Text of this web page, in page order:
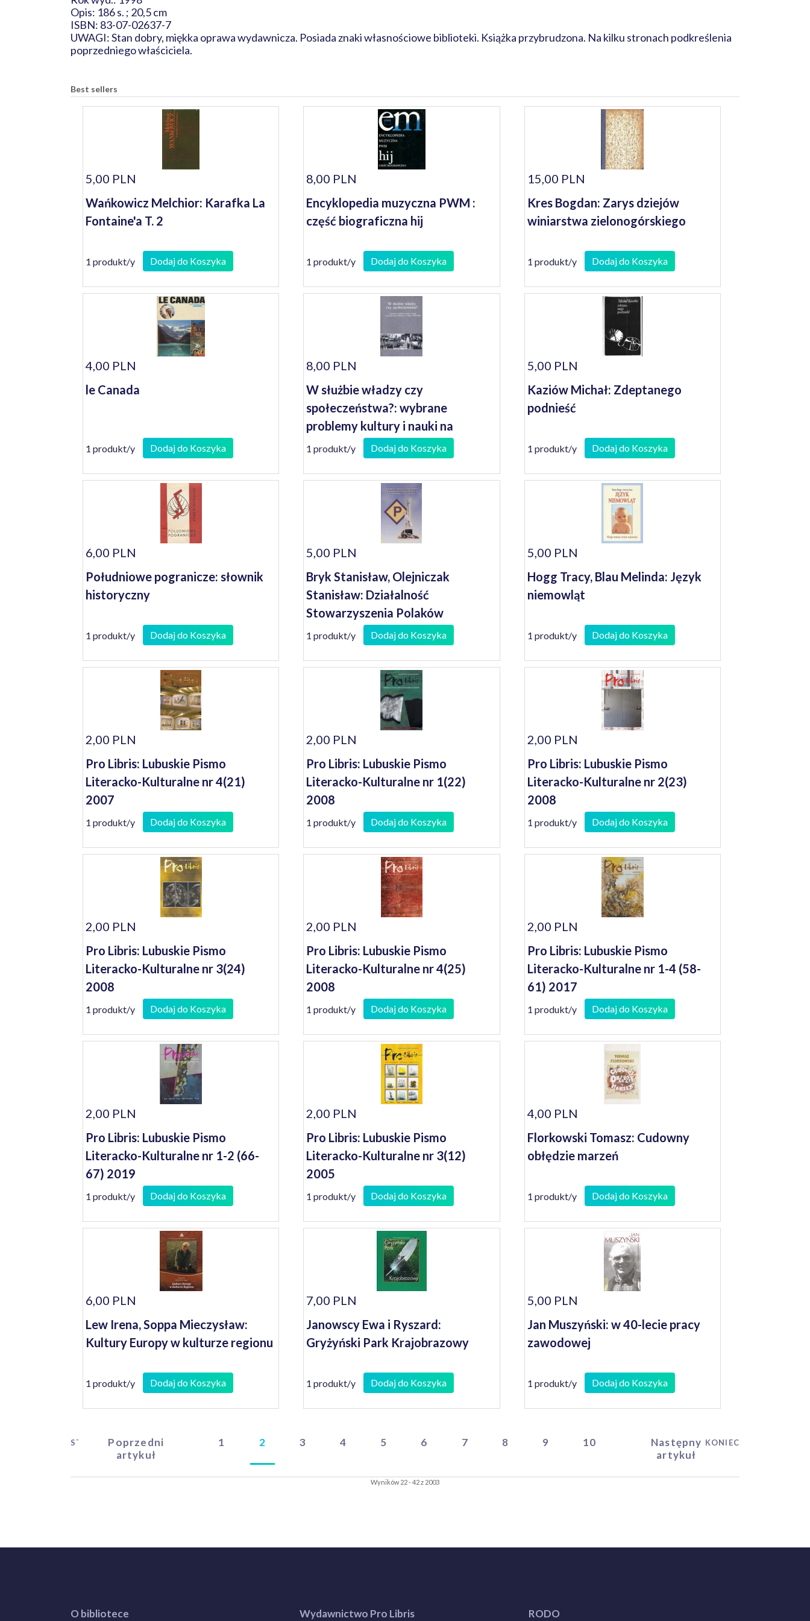
Opis: 186 s. ; 20,5 cm
ISBN: 83-07-02637-7
UWAGI: Stan dobry, miękka oprawa wydawnicza. Posiada znaki własnościowe biblioteki. Książka przybrudzona. Na kilku stronach podkreślenia
poprzedniego właściciela.
Best sellers
5,00 PLN
Wańkowicz Melchior: Karafka La
Fontaine'a T. 2
1 produkt/y Dodaj do Koszyka
8,00 PLN
Encyklopedia muzyczna PWM :
część biograficzna hij
1 produkt/y Dodaj do Koszyka
15,00 PLN
Kres Bogdan: Zarys dziejów
winiarstwa zielonogórskiego
1 produkt/y Dodaj do Koszyka
4,00 PLN
le Canada
1 produkt/y Dodaj do Koszyka
8,00 PLN
W służbie władzy czy
społeczeństwa?: wybrane
problemy kultury i nauki na
Środkowym Nadodrzu w latach
1945-1989
1 produkt/y Dodaj do Koszyka
5,00 PLN
Kaziów Michał: Zdeptanego
podnieść
1 produkt/y Dodaj do Koszyka
6,00 PLN
Południowe pogranicze: słownik
historyczny
1 produkt/y Dodaj do Koszyka
5,00 PLN
Bryk Stanisław, Olejniczak
Stanisław: Działalność
Stowarzyszenia Polaków
Poszkodowanych przez III Rzeszę i
wspomnienia jego członków
1 produkt/y Dodaj do Koszyka
5,00 PLN
Hogg Tracy, Blau Melinda: Język
niemowląt
1 produkt/y Dodaj do Koszyka
2,00 PLN
Pro Libris: Lubuskie Pismo
Literacko-Kulturalne nr 4(21)
2007
1 produkt/y Dodaj do Koszyka
2,00 PLN
Pro Libris: Lubuskie Pismo
Literacko-Kulturalne nr 1(22)
2008
1 produkt/y Dodaj do Koszyka
2,00 PLN
Pro Libris: Lubuskie Pismo
Literacko-Kulturalne nr 2(23)
2008
1 produkt/y Dodaj do Koszyka
2,00 PLN
Pro Libris: Lubuskie Pismo
Literacko-Kulturalne nr 3(24)
2008
1 produkt/y Dodaj do Koszyka
2,00 PLN
Pro Libris: Lubuskie Pismo
Literacko-Kulturalne nr 4(25)
2008
1 produkt/y Dodaj do Koszyka
2,00 PLN
Pro Libris: Lubuskie Pismo
Literacko-Kulturalne nr 1-4 (58-
61) 2017
1 produkt/y Dodaj do Koszyka
2,00 PLN
Pro Libris: Lubuskie Pismo
Literacko-Kulturalne nr 1-2 (66-
67) 2019
1 produkt/y Dodaj do Koszyka
2,00 PLN
Pro Libris: Lubuskie Pismo
Literacko-Kulturalne nr 3(12)
2005
1 produkt/y Dodaj do Koszyka
4,00 PLN
Florkowski Tomasz: Cudowny
obłędzie marzeń
1 produkt/y Dodaj do Koszyka
6,00 PLN
Lew Irena, Soppa Mieczysław:
Kultury Europy w kulturze regionu
1 produkt/y Dodaj do Koszyka
7,00 PLN
Janowscy Ewa i Ryszard:
Gryżyński Park Krajobrazowy
1 produkt/y Dodaj do Koszyka
5,00 PLN
Jan Muszyński: w 40-lecie pracy
zawodowej
1 produkt/y Dodaj do Koszyka
START
Poprzedni
artykuł
1 2 3 4 5 6 7 8 9 10
Następny
artykuł
KONIEC
Wyników 22 - 42 z 2003
O bibliotece Wydawnictwo Pro Libris RODO